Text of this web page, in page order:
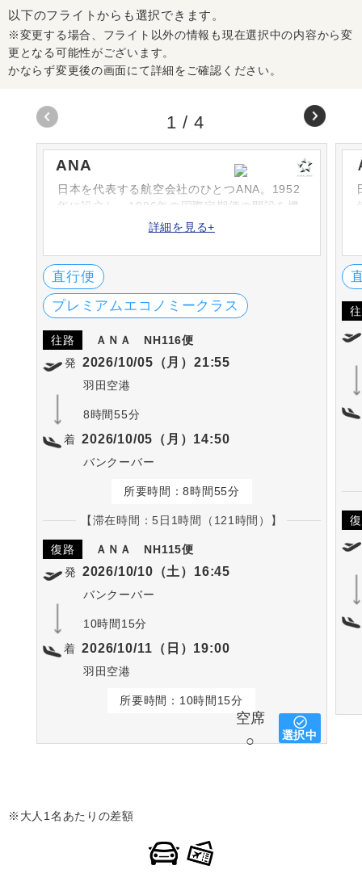
以下のフライトからも選択できます。
※変更する場合、フライト以外の情報も現在選択中の内容から変
更となる可能性がございます。
かならず変更後の画面にて詳細をご確認ください。
ANA
日本を代表する航空会社のひとつANA。1952
年に設立し、1986年の国際定期便の開設を機
に次々と路線を増やしています。シートや機
SKYTRAX社における「ワールド・エアライ
ン・スター・レーディング」の5-STARに何度
も選出されています。
詳細を見る+
直行便
プレミアムエコノミークラス
往路 ＡＮＡ
NH116便
発 2026/10/05（月）21:55
羽田空港
8時間55分
着 2026/10/05（月）14:50
バンクーバー
所要時間：8時間55分
【滞在時間：5日1時間（121時間）】
復路 ＡＮＡ
NH115便
発 2026/10/10（土）16:45
バンクーバー
10時間15分
着 2026/10/11（日）19:00
羽田空港
所要時間：10時間15分
空席
○
選択中
1 /4
※大人1名あたりの差額